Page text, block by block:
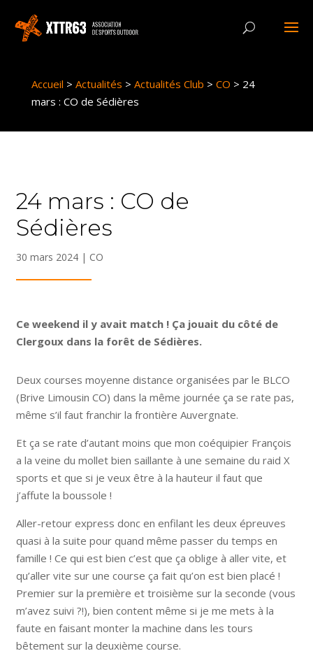
Accueil > Actualités > Actualités Club > CO > 24
mars : CO de Sédières
24 mars : CO de
Sédières
30 mars 2024| CO
Ce weekend il y avait match ! Ça jouait du côté de
Clergoux dans la forêt de Sédières.
Deux courses moyenne distance organisées par le BLCO
(Brive Limousin CO) dans la même journée ça se rate pas,
même s’il faut franchir la frontière Auvergnate.
Et ça se rate d’autant moins que mon coéquipier François
a la veine du mollet bien saillante à une semaine du raid X
sports et que si je veux être à la hauteur il faut que
j’affute la boussole !
Aller-retour express donc en enfilant les deux épreuves
quasi à la suite pour quand même passer du temps en
famille ! Ce qui est bien c’est que ça oblige à aller vite, et
qu’aller vite sur une course ça fait qu’on est bien placé !
Premier sur la première et troisième sur la seconde (vous
m’avez suivi ?!), bien content même si je me mets à la
faute en faisant monter la machine dans les tours
bêtement sur la deuxième course.